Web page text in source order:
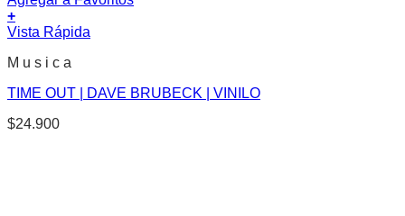
+
Vista Rápida
M u s i c a
TIME OUT | DAVE BRUBECK | VINILO
$24.900